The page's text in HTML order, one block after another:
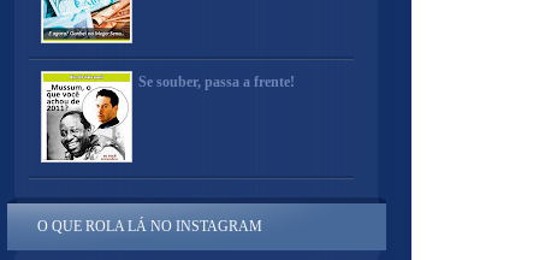
Se souber, passa a frente!
O QUE ROLA LÁ NO INSTAGRAM